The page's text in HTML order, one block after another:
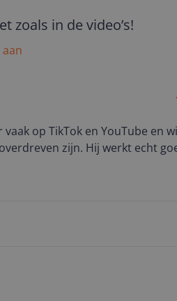
zoals in de video’s!
op TikTok en YouTube en
zijn. Hij werkt echt